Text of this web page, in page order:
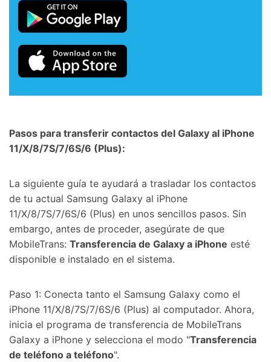
Pasos para transferir contactos del Galaxy al iPhone
11/X/8/7S/7/6S/6 (Plus):
La siguiente guía te ayudará a trasladar los contactos
de tu actual Samsung Galaxy al iPhone
11/X/8/7S/7/6S/6 (Plus) en unos sencillos pasos. Sin
embargo, antes de proceder, asegúrate de que
MobileTrans: Transferencia de Galaxy a iPhone esté
disponible e instalado en el sistema.
Paso 1: Conecta tanto el Samsung Galaxy como el
iPhone 11/X/8/7S/7/6S/6 (Plus) al computador. Ahora,
inicia el programa de transferencia de MobileTrans
Galaxy a iPhone y selecciona el modo "Transferencia
de teléfono a teléfono".